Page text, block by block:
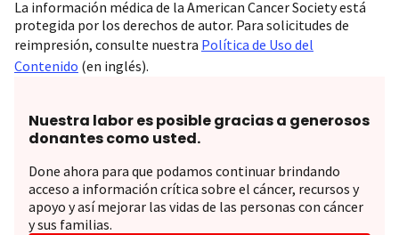
La información médica de la American Cancer Society está
protegida por los derechos de autor. Para solicitudes de
reimpresión, consulte nuestra Política de Uso del
Contenido (en inglés).
Nuestra labor es posible gracias a generosos
donantes como usted.
Done ahora para que podamos continuar brindando
acceso a información crítica sobre el cáncer, recursos y
apoyo y así mejorar las vidas de las personas con cáncer
y sus familias.